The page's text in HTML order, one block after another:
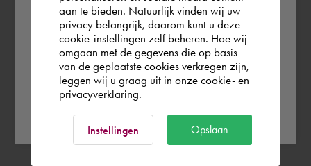
België Rest of the world
aan te bieden. Natuurlijk vinden wij uw
privacy belangrijk, daarom kunt u deze
cookie-instellingen zelf beheren. Hoe wij
omgaan met de gegevens die op basis
van de geplaatste cookies verkregen zijn,
leggen wij u graag uit in onze cookie- en
privacyverklaring.
Instellingen Opslaan